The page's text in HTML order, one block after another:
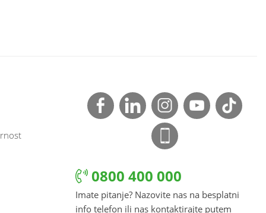
0800 400 000
Imate pitanje? Nazovite nas na besplatni
info telefon ili nas kontaktirajte putem